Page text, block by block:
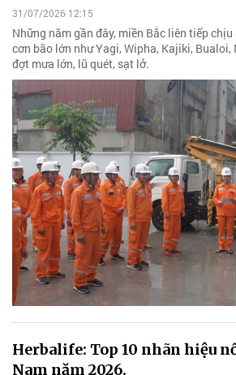
31/07/2026 12:15
Những năm gần đây, miền Bắc liên tiếp
cơn bão lớn như Yagi, Wipha, Kajiki,
đợt mưa lớn, lũ quét, sạt lở.
Herbalife: Top 10 nhãn hiệu
Nam năm 2026.